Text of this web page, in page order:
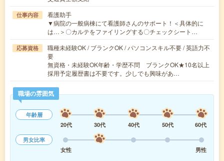
仕事内容
看護助手
▼病院の一般病棟にて看護師さんのサポート！＜具体的に
は…＞〇カルテをファイリングする〇チェックシート…
応募資格
職種未経験OK / ブランクOK / パソコンスキル不要 / 英語力不
要
無資格・未経験OK年齢・学歴不問 ブランクOK★10名以上
採用予定履歴書は不要です。少しでも興味があ…
職場の雰囲気
年齢層
20代
30代 40代 50代
60代
男女比率
女性
男性